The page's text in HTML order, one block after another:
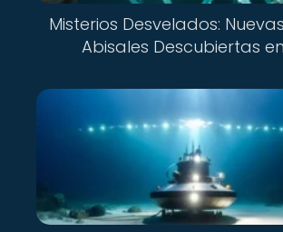
Misterios Desvelados:
Abisales Descubiertas